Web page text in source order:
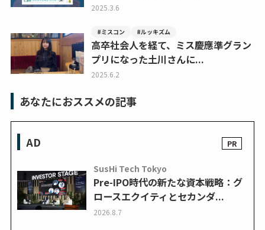
2025.3.6
#ミスコン #ルッキズム
高卒社会人を経て、ミス慶應準グラン
プリになった土川さんに...
2025.6.2
あなたにおススメの記事
AD
SusHi Tech Tokyo
Pre-IPO時代の新たな資本戦略：グ
ロースエクイティとセカンダ...
2026.8.7